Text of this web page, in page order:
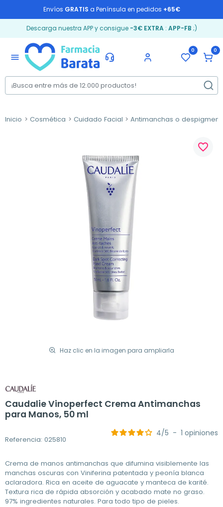
Envíos GRATIS a Península en pedidos +65€
Descarga nuestra APP y consigue -3€ EXTRA: APP-FB ;)
menu
0 0
Inicio Cosmética Cuidado Facial Antimanchas o
Haz clic en la imagen para ampliarla
favorite_border
Caudalie Vinoperfect Crema Antimanchas
para Manos, 50 ml
Referencia: 025810
4/5 - 1 opiniones
Crema de manos antimanchas que difumina visiblemente las
manchas oscuras con Viniferina patentada y peonía blanca
aclaradora. Rica en aceite de aguacate y manteca de karité.
Textura rica de rápida absorción y acabado mate no graso.
97% ingredientes naturales. Para todo tipo de pieles.